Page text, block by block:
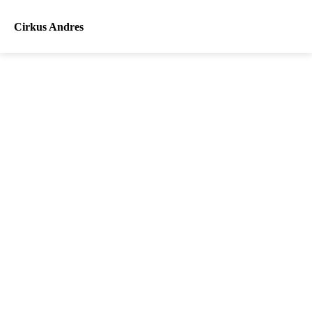
Cirkus Andres